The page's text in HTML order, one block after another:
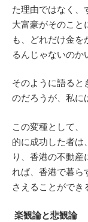
た理由ではなく、
大富豪がそのこと
も、どれだけ金
るんじゃないのか
そのように語ると
のだろうが、私に
この変種として、
的に成功した者は
り、香港の不動産
れば、香港で暮ら
さえることができ
楽観論と悲観論